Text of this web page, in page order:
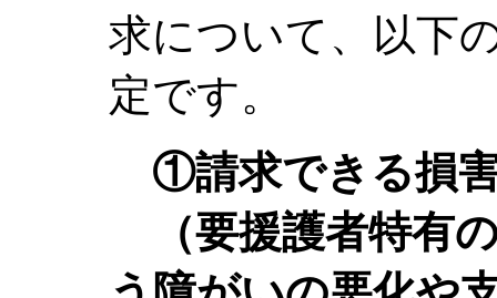
求について、以下
定です。
①請求できる損
（要援護者特有